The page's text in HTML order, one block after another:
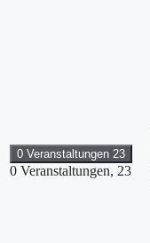
0 Veranstaltungen 23
0 Veranstaltungen, 23